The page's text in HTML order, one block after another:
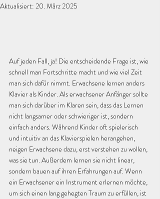
Aktualisiert: 20. März 2025
Auf jeden Fall, ja! Die entscheidende Frage ist, wie
schnell man Fortschritte macht und wie viel Zeit
man sich dafür nimmt. Erwachsene lernen anders
Klavier als Kinder. Als erwachsener Anfänger sollte
man sich darüber im Klaren sein, dass das Lernen
nicht langsamer oder schwieriger ist, sondern
einfach anders. Während Kinder oft spielerisch
und intuitiv an das Klavierspielen herangehen,
neigen Erwachsene dazu, erst verstehen zu wollen,
was sie tun. Außerdem lernen sie nicht linear,
sondern bauen auf ihren Erfahrungen auf. Wenn
ein Erwachsener ein Instrument erlernen möchte,
um sich einen lang gehegten Traum zu erfüllen, ist